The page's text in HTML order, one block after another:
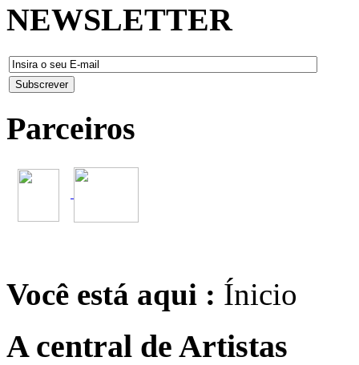
NEWSLETTER
Parceiros
Você está aqui : Ínicio
A central de Artistas